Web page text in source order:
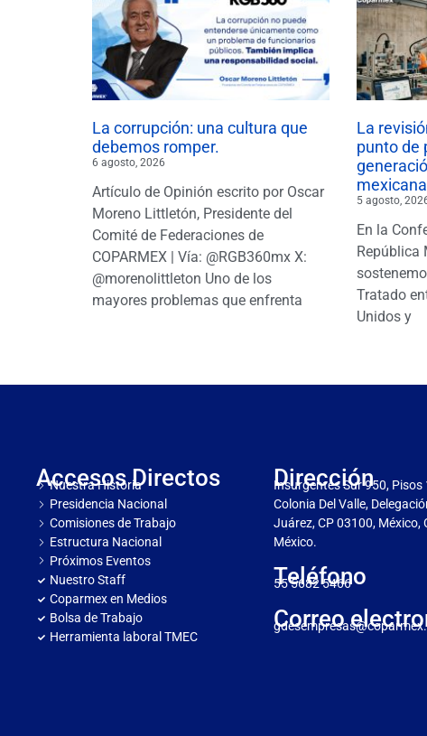
La corrupción: una cultura que
debemos romper.
6 agosto, 2026
Artículo de Opinión escrito por Oscar
Moreno Littletón, Presidente del
Comité de Federaciones de
COPARMEX | Vía: @RGB360mx X:
@morenolittleton Uno de los
mayores problemas que enfrenta
La
punto de
5 agosto,
En la
República
Tratado
Unidos y
Accesos Directos
Nuestra Historia
Presidencia Nacional
Comisiones de Trabajo
Estructura Nacional
Próximos Eventos
Nuestro Staff
Coparmex en Medios
Bolsa de Trabajo
Herramienta laboral TMEC
Dirección
Insurgentes Sur 950, Pisos
Colonia Del Valle,
Juárez, CP 03100, México,
México.
Teléfono
55 5682 5466
Correo